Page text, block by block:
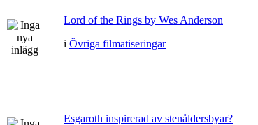
Lord of the Rings by Wes Anderson
i Övriga filmatiseringar
Esgaroth inspirerad av stenåldersbyar?